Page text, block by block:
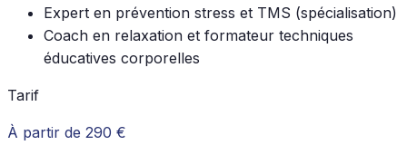
Expert en prévention stress et TMS (spécialisation)
Coach en relaxation et formateur techniques
éducatives corporelles
Tarif
À partir de 290 €